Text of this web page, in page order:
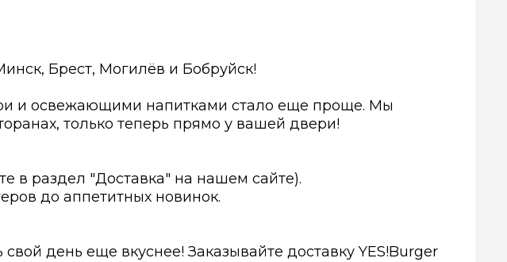
Брест, Могилёв и Бобруйск!
и освежающими напитками стало еще проще. Мы
только теперь прямо у вашей двери!
в раздел "Доставка" на нашем сайте).
до аппетитных новинок.
день еще вкуснее! Заказывайте доставку YES!Burger